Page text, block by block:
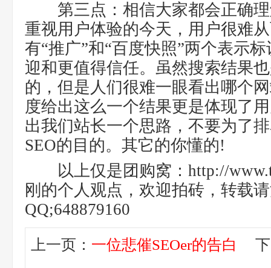
第三点：相信大家都会正确理
重视用户体验的今天，用户很难
有“推广”和“百度快照”两个表示
迎和更值得信任。虽然搜索结果
的，但是人们很难一眼看出哪个
度给出这么一个结果更是体现了
出我们站长一个思路，不要为了
SEO的目的。其它的你懂的!
以上仅是团购窝：http://
刚的个人观点，欢迎拍砖，转载
QQ;648879160
上一页： 一位悲催SEOer的告白 下